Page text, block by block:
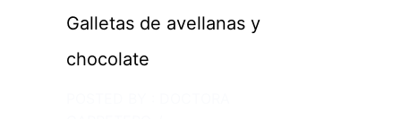
Galletas de avellanas y
chocolate